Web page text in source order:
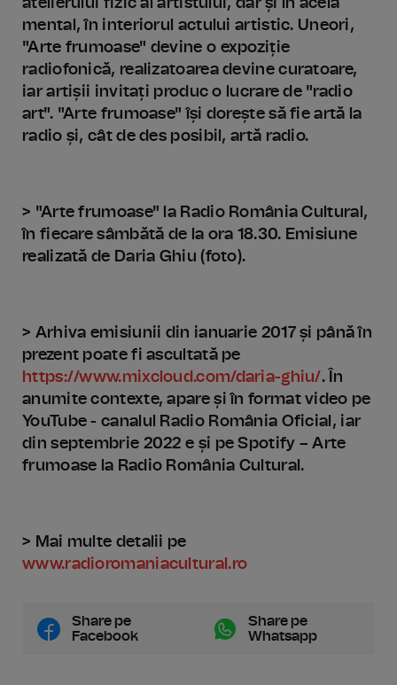
atelierului fizic al artistului, dar și în acela
mental, în interiorul actului artistic. Uneori,
"Arte frumoase" devine o expoziție
radiofonică, realizatoarea devine curatoare,
iar artișii invitați produc o lucrare de "radio
art". "Arte frumoase" își dorește să fie artă la
radio și, cât de des posibil, artă radio.
> "Arte frumoase" la Radio România Cultural,
în fiecare sâmbătă de la ora 18.30. Emisiune
realizată de Daria Ghiu (foto).
> Arhiva emisiunii din ianuarie 2017 și până în
prezent poate fi ascultată pe
https://www.mixcloud.com/daria-ghiu/. În
anumite contexte, apare și în format video pe
YouTube - canalul Radio România Oficial, iar
din septembrie 2022 e și pe Spotify – Arte
frumoase la Radio România Cultural.
> Mai multe detalii pe
www.radioromaniacultural.ro
Share pe
Facebook
Share pe
Whatsapp